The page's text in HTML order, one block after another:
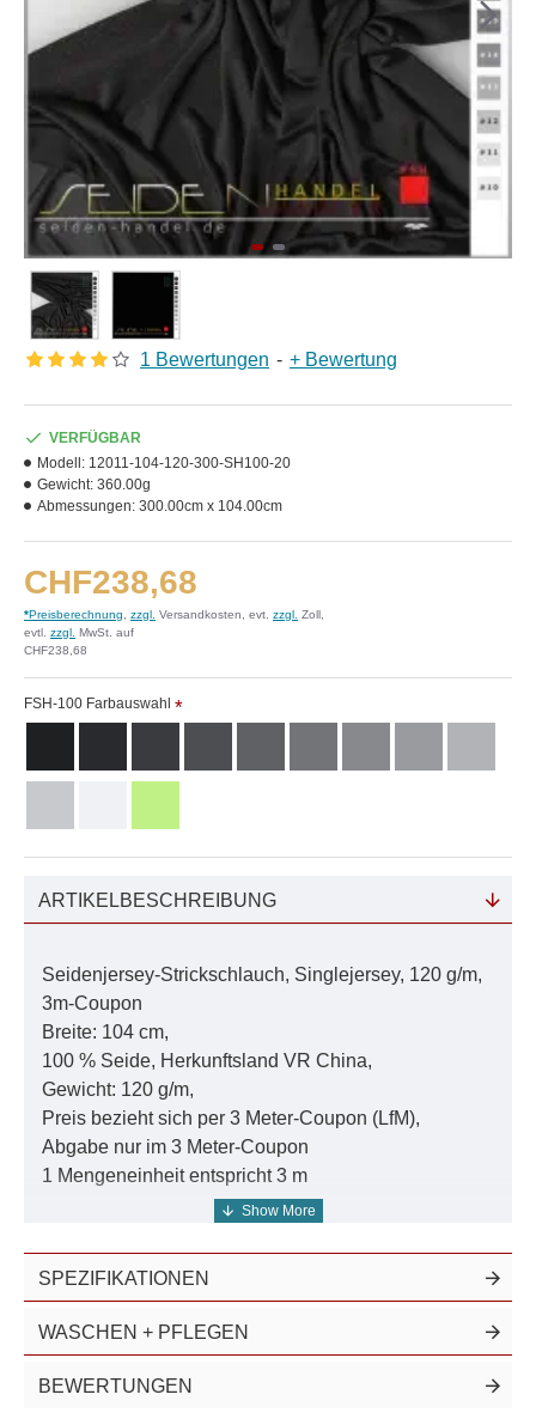
1 Bewertungen - + Bewertung
CHF238,68
*Preisberechnung zzgl. Versandkosten, evt. zzgl. Zoll,
evtl. zzgl. MwSt. auf
CHF238,68
VERFÜGBAR
Modell: 12011-104-120-300-SH100-20
Gewicht: 360.00g
Abmessungen: 300.00cm x 104.00cm
FSH-100 Farbauswahl
ARTIKELBESCHREIBUNG
Seidenjersey-Strickschlauch, Singlejersey, 120 g/m,
3m-Coupon
Breite: 104 cm,
100 % Seide, Herkunftsland VR China,
Gewicht: 120 g/m,
Preis bezieht sich per 3 Meter-Coupon (LfM),
Abgabe nur im 3 Meter-Coupon
1 Mengeneinheit entspricht 3 m
Farbtiefe/Farbauswahl/Farbnuance
Wert der Farbtiefe, desto mehr Farbstoff wird bei der
SPEZIFIKATIONEN
WASCHEN + PFLEGEN
BEWERTUNGEN